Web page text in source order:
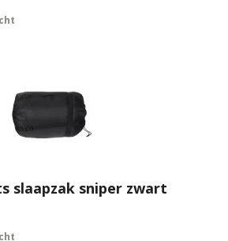
slaapzak sniper zwart